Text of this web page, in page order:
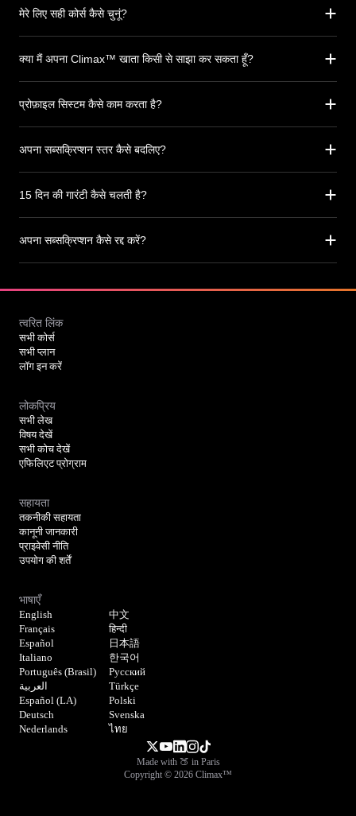
मेरे लिए सही कोर्स कैसे चुनूं?
क्या मैं अपना Climax™ खाता किसी से साझा कर सकता हूँ?
प्रोफ़ाइल सिस्टम कैसे काम करता है?
अपना सब्सक्रिप्शन स्तर कैसे बदलिए?
15 दिन की गारंटी कैसे चलती है?
अपना सब्सक्रिप्शन कैसे रद्द करें?
त्वरित लिंक
सभी कोर्स
सभी प्लान
लॉग इन करें
लोकप्रिय
सभी लेख
विषय देखें
सभी कोच देखें
एफिलिएट प्रोग्राम
सहायता
तकनीकी सहायता
कानूनी जानकारी
प्राइवेसी नीति
उपयोग की शर्तें
भाषाएँ
English
Français
Español
Italiano
Português (Brasil)
العربية
Español (LA)
Deutsch
Nederlands
中文
हिन्दी
日本語
한국어
Русский
Türkçe
Polski
Svenska
ไทย
Made with 🍑 in Paris
Copyright © 2026 Climax™